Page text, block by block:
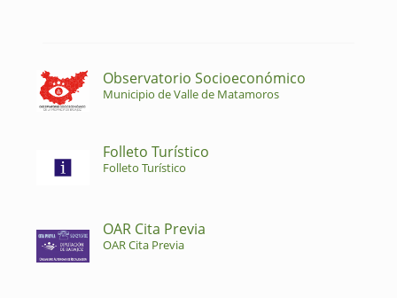
Observatorio Socioeconómico
Municipio de Valle de Matamoros
Folleto Turístico
Folleto Turístico
OAR Cita Previa
OAR Cita Previa